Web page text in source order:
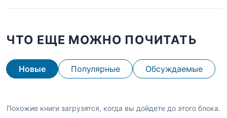
ЧТО ЕЩЕ МОЖНО ПОЧИТАТЬ
Новые Популярные Обсуждаемые
Похожие книги загрузятся, когда вы дойдете до этого блока.